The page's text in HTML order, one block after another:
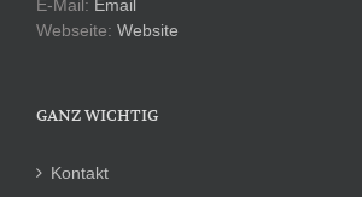
E-Mail: Email
Webseite: Website
GANZ WICHTIG
Kontakt